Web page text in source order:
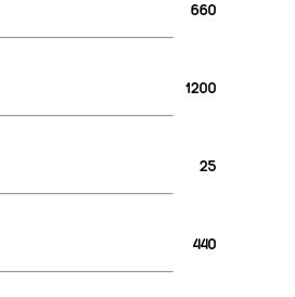
660
1200
25
440